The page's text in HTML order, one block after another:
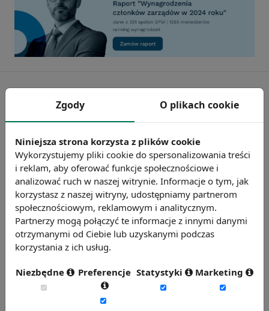
Badanie wskaźnikiHR 2026
Zmierz 59 wskaźników efektywności
personalnej, w tym absencję, fluktuację i
Weź udział w badaniu
Zgody O plikach cookie
Niniejsza strona korzysta z plików cookie
Wykorzystujemy pliki cookie do spersonalizowania treści
i reklam, aby oferować funkcje społecznościowe i
analizować ruch w naszej witrynie. Informacje o tym, jak
korzystasz z naszej witryny, udostępniamy partnerom
społecznościowym, reklamowym i analitycznym.
Partnerzy mogą połączyć te informacje z innymi danymi
otrzymanymi od Ciebie lub uzyskanymi podczas
korzystania z ich usług.
Niezbędne Preferencje Statystyki Marketing